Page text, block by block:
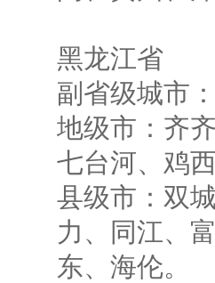
黑龙江省
副省级城市
地级市：齐
七台河、鸡
县级市：双
力、同江、
东、海伦。